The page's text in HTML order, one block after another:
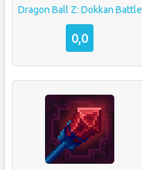
Dragon Ball Z: Dokkan Battle
0,0